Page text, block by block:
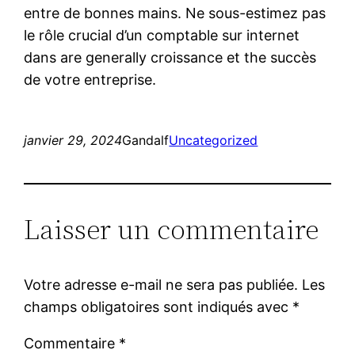
entre de bonnes mains. Ne sous-estimez pas
le rôle crucial d’un comptable sur internet
dans are generally croissance et the succès
de votre entreprise.
janvier 29, 2024GandalfUncategorized
Laisser un commentaire
Votre adresse e-mail ne sera pas publiée. Les
champs obligatoires sont indiqués avec *
Commentaire *